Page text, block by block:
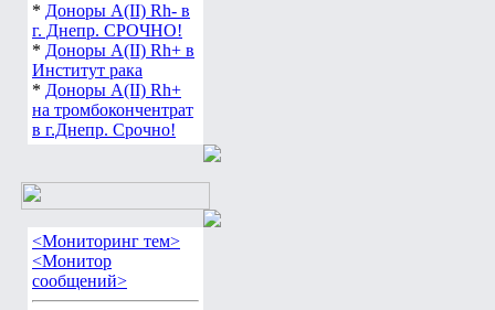
* Доноры А(ІІ) Rh- в
г. Днепр. СРОЧНО!
* Доноры А(ІІ) Rh+ в
Институт рака
* Доноры А(ІІ) Rh+
на тромбокончентрат
в г.Днепр. Срочно!
<Мониторинг тем>
<Монитор
сообщений>